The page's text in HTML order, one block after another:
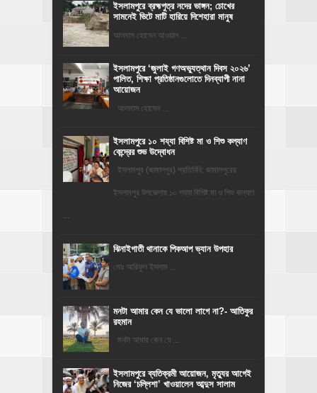
ইসলামপুরে ব্রহ্মপুত্র নদের ভাঙ্গন; চোখের
সামনেই ভিটে মাটি হারিয়ে দিশেহারা মানুষ
আলমাস হোসেন আওয়াল ...
‎ইসলামপুরে ‘জুলাই গণঅভ্যুত্থান দিবস ২০২৬’
পালিত, শিক্ষা প্রতিষ্ঠানগুলোতে দিনব্যাপী নানা
আয়োজন
‎​আলমাস হোসেন ...
ইসলামপুরে ১০ শয্যা বিশিষ্ট মা ও শিশু কল্যাণ
কেন্দ্রের শুভ উদ্বোধন
ইসলামপুর (জামালপুর) প্রতিনিধি: জামালপুরের
ইসলামপুর উপজেলায় ১০ শয্যা বিশিষ্ট মা ও শিশু কল্যাণ
...
ঝিনাইগাতী থানাকে পিকআপ ভ্যান উপহার
মোঃ আরিফুল ইসলাম ...
মনটা আমার কেন যে ভালো লাগে না?- আতিকুর
রহমান
মনটা আমার কেন যে ...
‎ইসলামপুরে ব্যতিক্রমী আয়োজন, মৃত্যুর আগেই
নিজের ‘চল্লিশা’ খাওয়ালেন আব্দুস সালাম